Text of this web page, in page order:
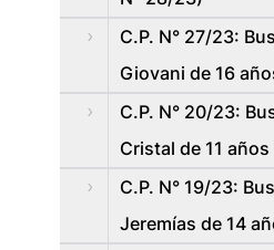
C.P. N° 27/23:
Giovani de 16
C.P. N° 20/23:
Cristal de 11 años
C.P. N° 19/23:
Jeremías de 14